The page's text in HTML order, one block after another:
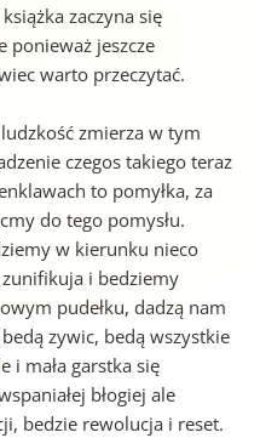
zaczyna się
ponieważ jeszcze
warto przeczytać.
zmierza w tym
czegos takiego teraz
to pomyłka, za
do tego pomysłu.
w kierunku nieco
i bedziemy
pudełku, dadzą nam
zywic, bedą wszystkie
i mała garstka się
błogiej ale
bedzie rewolucja i reset.